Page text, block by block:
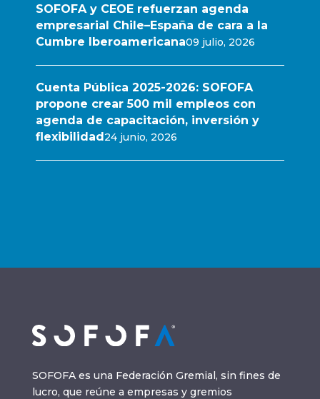
SOFOFA y CEOE refuerzan agenda
empresarial Chile–España de cara a la
Cumbre Iberoamericana09 julio, 2026
Cuenta Pública 2025-2026: SOFOFA
propone crear 500 mil empleos con
agenda de capacitación, inversión y
flexibilidad 24 junio, 2026
SOFOFA es una Federación Gremial, sin fines de
lucro, que reúne a empresas y gremios